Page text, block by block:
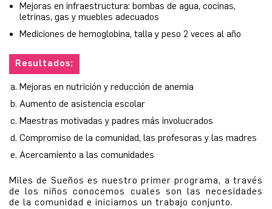
Mejoras en infraestructura: bombas de agua, cocinas,
letrinas, gas y muebles adecuados
Mediciones de hemoglobina, talla y peso 2 veces al año
Resultados:
Mejoras en nutrición y reducción de anemia
Aumento de asistencia escolar
Maestras motivadas y padres más involucrados
Compromiso de la comunidad, las profesoras y las madres
Acercamiento a las comunidades
Miles de Sueños es nuestro primer programa, a través
de los niños conocemos cuales son las necesidades
de la comunidad e iniciamos un trabajo conjunto.